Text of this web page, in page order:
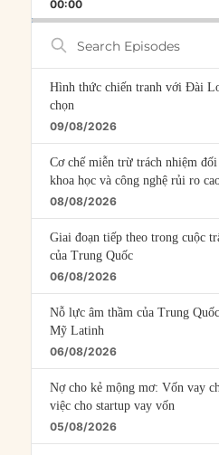
RATE
00:00
Search
Episodes
Hình thức chiến tranh với Đài
chọn
09/08/2026
Cơ chế miễn trừ trách nhiệm
khoa học và công nghệ rủi ro
08/08/2026
Giai đoạn tiếp theo trong cuộc
của Trung Quốc
06/08/2026
Nỗ lực âm thầm của Trung
Mỹ Latinh
06/08/2026
Nợ cho kẻ mộng mơ: Vốn vay
việc cho startup vay vốn
05/08/2026